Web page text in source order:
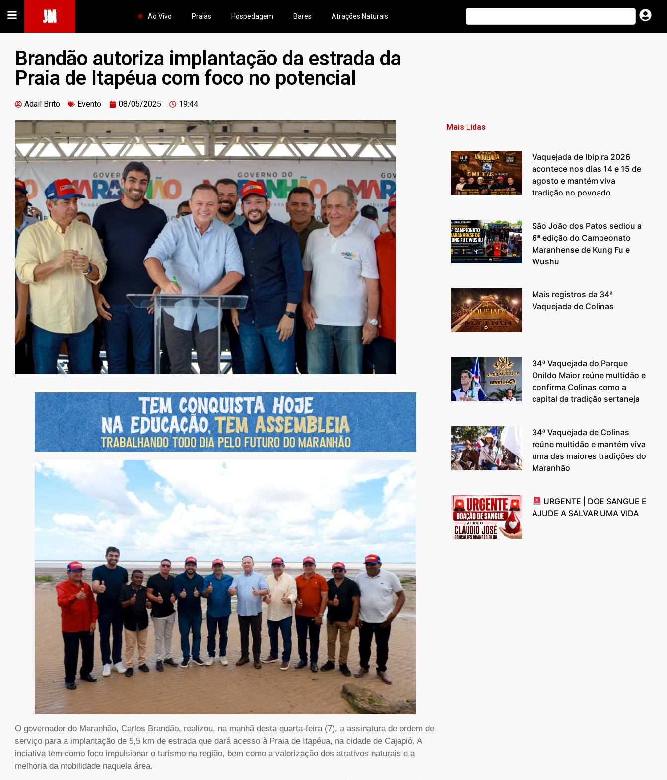
JM Ao Vivo Praias Hospedagem Bares Atrações Naturais
Brandão autoriza implantação da estrada da
Praia de Itapéua com foco no potencial
Adail Brito Evento 08/05/2025 19:44
O governador do Maranhão, Carlos Brandão, realizou, na manhã desta quarta-feira (7), a assinatura de ordem de
serviço para a implantação de 5,5 km de estrada que dará acesso à Praia de Itapéua, na cidade de Cajapió. A
inciativa tem como foco impulsionar o turismo na região, bem como a valorização dos atrativos naturais e a
melhoria da mobilidade naquela área.
Mais Lidas
Vaquejada de Ibipira 2026
acontece nos dias 14 e 15 de
agosto e mantém viva
tradição no povoado
São João dos Patos sediou a
6ª edição do Campeonato
Maranhense de Kung Fu e
Wushu
Mais registros da 34ª
Vaquejada de Colinas
34ª Vaquejada do Parque
Onildo Maior reúne multidão e
confirma Colinas como a
capital da tradição sertaneja
34ª Vaquejada de Colinas
reúne multidão e mantém viva
uma das maiores tradições do
Maranhão
URGENTE | DOE SANGUE E
AJUDE A SALVAR UMA VIDA